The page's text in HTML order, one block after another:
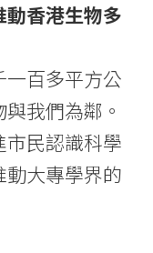
香港生物多
百多平方公
我們為鄰。
民認識科學
大專學界的